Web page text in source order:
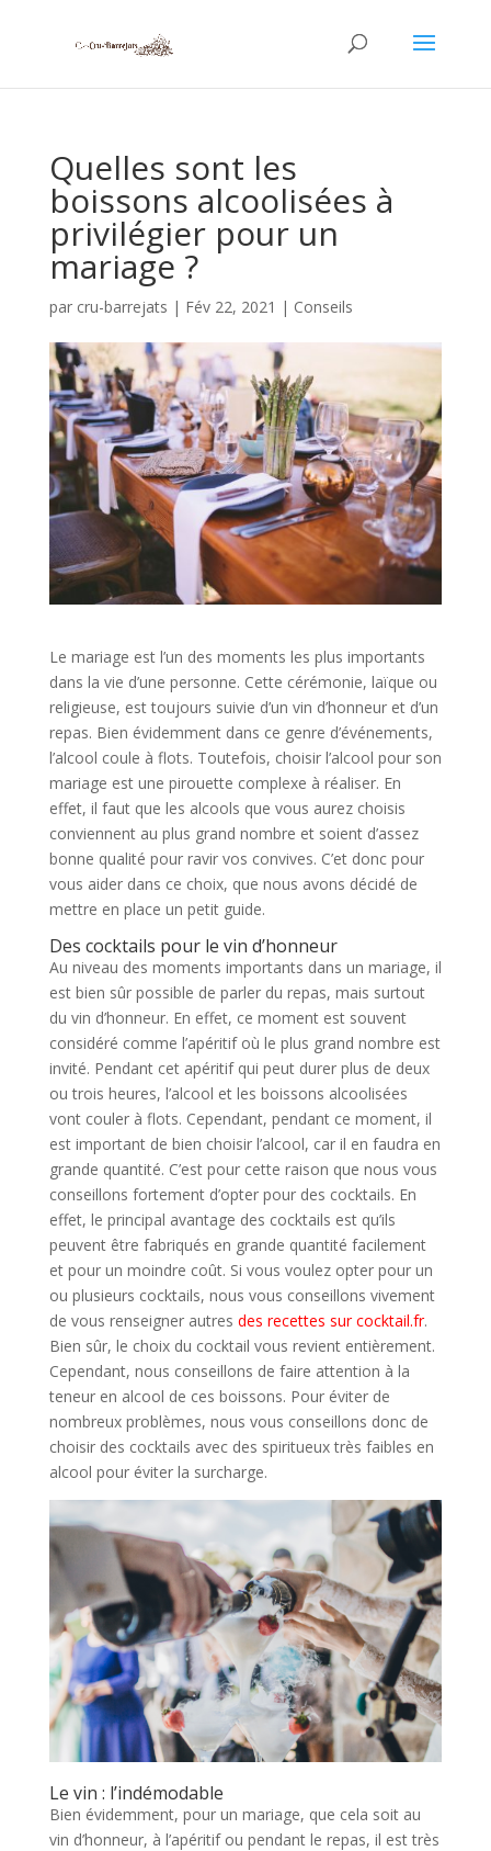
Quelles sont les
boissons alcoolisées à
privilégier pour un
mariage ?
par cru-barrejats | Fév 22, 2021 | Conseils
Le mariage est l’un des moments les plus importants
dans la vie d’une personne. Cette cérémonie, laïque ou
religieuse, est toujours suivie d’un vin d’honneur et d’un
repas. Bien évidemment dans ce genre d’événements,
l’alcool coule à flots. Toutefois, choisir l’alcool pour son
mariage est une pirouette complexe à réaliser. En
effet, il faut que les alcools que vous aurez choisis
conviennent au plus grand nombre et soient d’assez
bonne qualité pour ravir vos convives. C’et donc pour
vous aider dans ce choix, que nous avons décidé de
mettre en place un petit guide.
Des cocktails pour le vin d’honneur
Au niveau des moments importants dans un mariage, il
est bien sûr possible de parler du repas, mais surtout
du vin d’honneur. En effet, ce moment est souvent
considéré comme l’apéritif où le plus grand nombre est
invité. Pendant cet apéritif qui peut durer plus de deux
ou trois heures, l’alcool et les boissons alcoolisées
vont couler à flots. Cependant, pendant ce moment, il
est important de bien choisir l’alcool, car il en faudra en
grande quantité. C’est pour cette raison que nous vous
conseillons fortement d’opter pour des cocktails. En
effet, le principal avantage des cocktails est qu’ils
peuvent être fabriqués en grande quantité facilement
et pour un moindre coût. Si vous voulez opter pour un
ou plusieurs cocktails, nous vous conseillons vivement
de vous renseigner autres des recettes sur cocktail.fr.
Bien sûr, le choix du cocktail vous revient entièrement.
Cependant, nous conseillons de faire attention à la
teneur en alcool de ces boissons. Pour éviter de
nombreux problèmes, nous vous conseillons donc de
choisir des cocktails avec des spiritueux très faibles en
alcool pour éviter la surcharge.
Le vin : l’indémodable
Bien évidemment, pour un mariage, que cela soit au
vin d’honneur, à l’apéritif ou pendant le repas, il est très